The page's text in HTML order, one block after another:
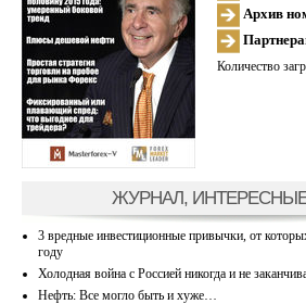
Архив
Количество
ЖУРНАЛ,
3 вредные инвестиционные привычки, от
году
Холодная война с Россией никогда и не
Нефть: Все могло быть и хуже…